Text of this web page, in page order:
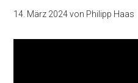
14. März 2024von Philipp Haas